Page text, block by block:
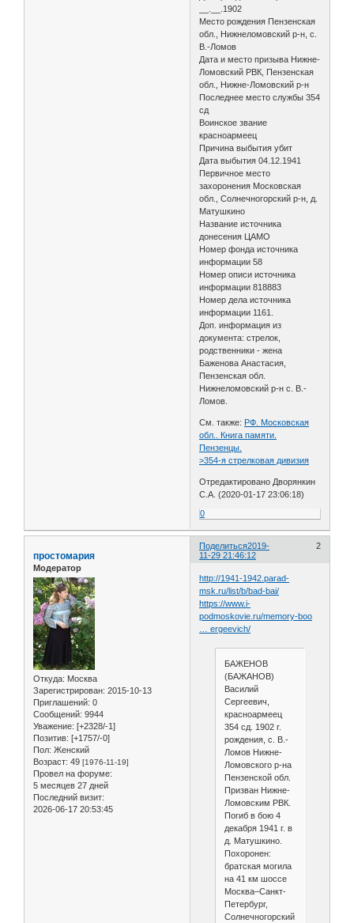
__.__.1902
Место рождения Пензенская
обл., Нижнеломовский р-н, с.
В.-Ломов
Дата и место призыва Нижне-
Ломовский РВК, Пензенская
обл., Нижне-Ломовский р-н
Последнее место службы 354
сд
Воинское звание
красноармеец
Причина выбытия убит
Дата выбытия 04.12.1941
Первичное место
захоронения Московская
обл., Солнечногорский р-н, д.
Матушкино
Название источника
донесения ЦАМО
Номер фонда источника
информации 58
Номер описи источника
информации 818883
Номер дела источника
информации 1161.
Доп. информация из
документа: стрелок,
родственники - жена
Баженова Анастасия,
Пензенская обл.
Нижнеломовский р-н с. В.-
Ломов.
См. также: РФ. Московская
обл.. Книга памяти.
Пензенцы.
>354-я стрелковая дивизия
Отредактировано Дворянкин
С.А. (2020-01-17 23:06:18)
0
Поделиться 2
2019-
11-29 21:46:12
простомария
Модератор
Откуда: Москва
Зарегистрирован: 2015-10-13
Приглашений: 0
Сообщений: 9944
Уважение: [+2328/-1]
Позитив: [+1757/-0]
Пол: Женский
Возраст: 49 [1976-11-19]
Провел на форуме:
5 месяцев 27 дней
Последний визит:
2026-06-17 20:53:45
http://1941-1942.parad-
msk.ru/list/b/bad-bai/
https://www.i-
podmoskovie.ru/memory-boo
… ergeevich/
БАЖЕНОВ
(БАЖАНОВ)
Василий
Сергеевич,
красноармеец
354 сд. 1902 г.
рождения, с. В.-
Ломов Нижне-
Ломовского р-на
Пензенской обл.
Призван Нижне-
Ломовским РВК.
Погиб в бою 4
декабря 1941 г. в
д. Матушкино.
Похоронен:
братская могила
на 41 км шоссе
Москва–Санкт-
Петербург,
Солнечногорский